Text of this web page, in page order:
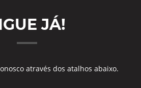
JÁ!
através dos atalhos abaixo.